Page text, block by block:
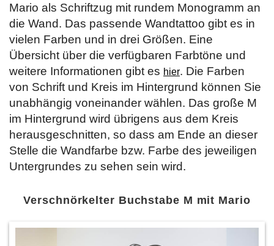
Mario als Schriftzug mit rundem Monogramm an
die Wand. Das passende Wandtattoo gibt es in
vielen Farben und in drei Größen. Eine
Übersicht über die verfügbaren Farbtöne und
weitere Informationen gibt es hier. Die Farben
von Schrift und Kreis im Hintergrund können Sie
unabhängig voneinander wählen. Das große M
im Hintergrund wird übrigens aus dem Kreis
herausgeschnitten, so dass am Ende an dieser
Stelle die Wandfarbe bzw. Farbe des jeweiligen
Untergrundes zu sehen sein wird.
Verschnörkelter Buchstabe M mit Mario